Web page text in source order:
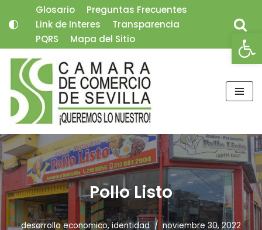
Saltar
contenido
Glosario
Preguntas Frecuentes
Link de Interes
Transparencia
PQRS
Mapa del Sitio
Pollo Listo
desarrollo economico,identidad noviembre 30, 2022